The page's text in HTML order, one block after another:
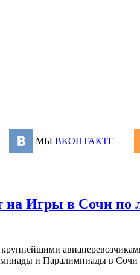
МЫ ВКОНТАКТЕ
на Игры в Сочи по
и Паралимпиады в Сочи